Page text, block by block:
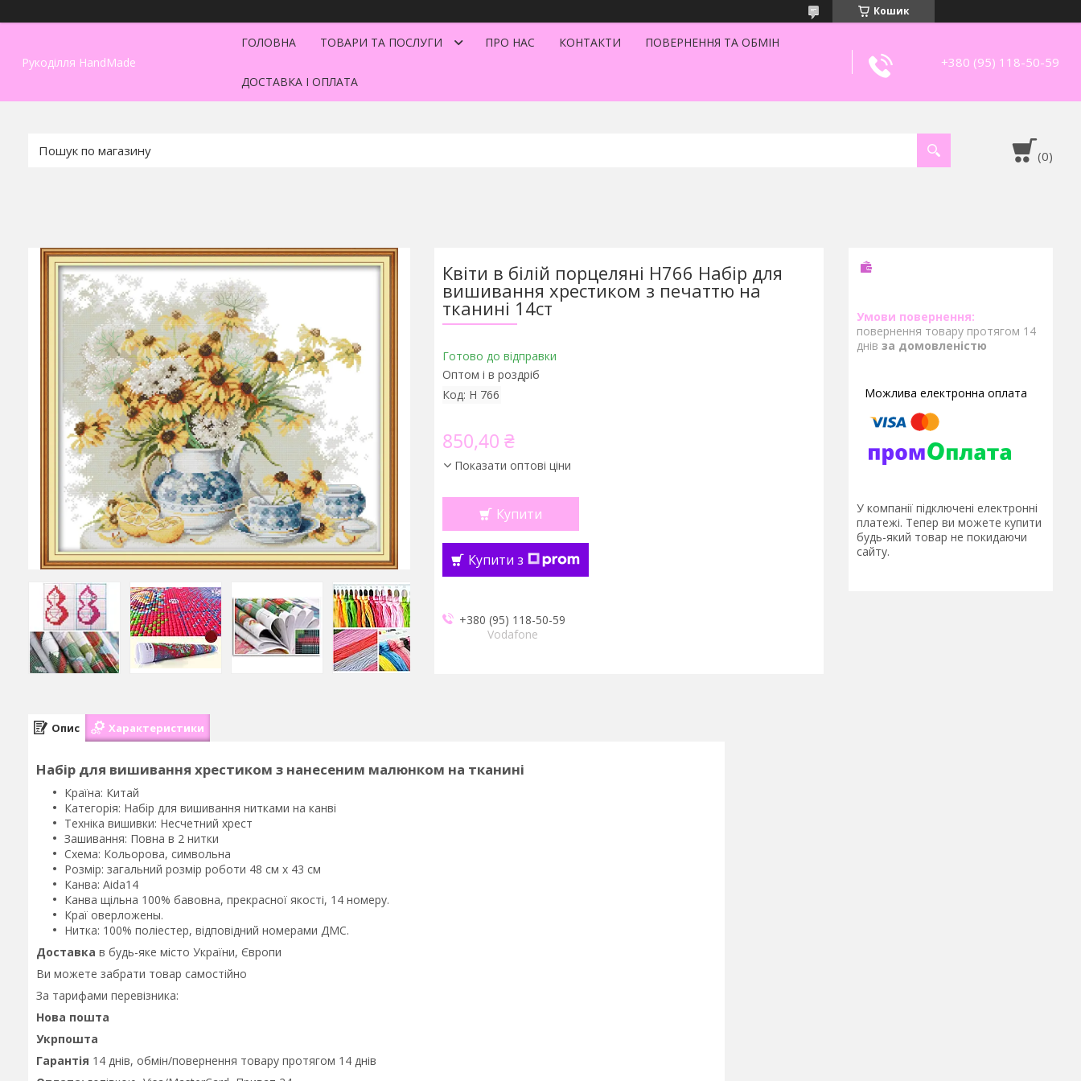
Кошик
Рукоділля HandMade
ГОЛОВНА ТОВАРИ ТА ПОСЛУГИ ПРО НАС КОНТАКТИ ПОВЕРНЕННЯ ТА ОБМІН
ДОСТАВКА І ОПЛАТА
+380 (95) 118-50-59
Квіти в білій порцеляні H766 Набір для
вишивання хрестиком з печаттю на
тканині 14ст
Готово до відправки
Оптом і в роздріб
Код: H 766
850,40 ₴
Показати оптові ціни
Купити
Купити з
+380 (95) 118-50-59
Vodafone
повернення товару протягом 14
днів за домовленістю
У компанії підключені електронні
платежі. Тепер ви можете купити
будь-який товар не покидаючи
сайту.
Опис Характеристики
Набір для вишивання хрестиком з нанесеним малюнком на тканині
Країна: Китай
Категорія: Набір для вишивання нитками на канві
Техніка вишивки: Несчетний хрест
Зашивання: Повна в 2 нитки
Схема: Кольорова, символьна
Розмір: загальний розмір роботи 48 см х 43 см
Канва: Aida14
Канва щільна 100% бавовна, прекрасної якості, 14 номеру.
Краї оверложены.
Нитка: 100% поліестер, відповідний номерами ДМС.
Доставка в будь-яке місто України, Європи
Ви можете забрати товар самостійно
За тарифами перевізника:
Нова пошта
Укрпошта
Гарантія 14 днів, обмін/повернення товару протягом 14 днів